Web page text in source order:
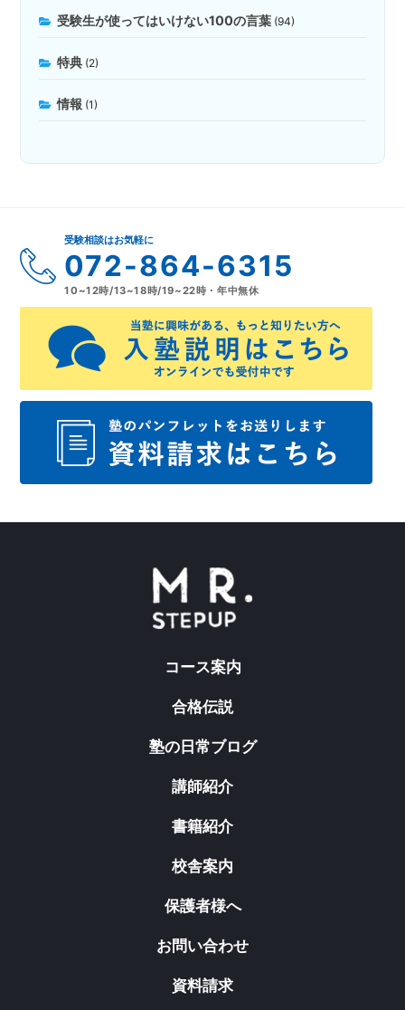
受験生が使ってはいけない100の言葉 (94)
特典 (2)
情報 (1)
受験相談はお気軽に
072-864-6315
10~12時/13~18時/19~22時・年中無休
コース案内
合格伝説
塾の日常ブログ
講師紹介
書籍紹介
校舎案内
保護者様へ
お問い合わせ
資料請求